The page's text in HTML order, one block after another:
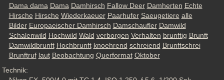
Dama dama Dama Damhirsch Fallow Deer Damherten Echte
Hirsche Hirsche Wiederkaeuer Paarhufer Saeugetiere alle
Bilder Europaeischer Damhirsch Damschaufler Damwild
Schalenwild Hochwild Wald verborgen Verhalten brunftig Brunft
Damwildbrunft Hochbrunft knoehrend schreiend Brunftschrei
Brunftruf laut Beobachtung Querformat Oktober
Technik: